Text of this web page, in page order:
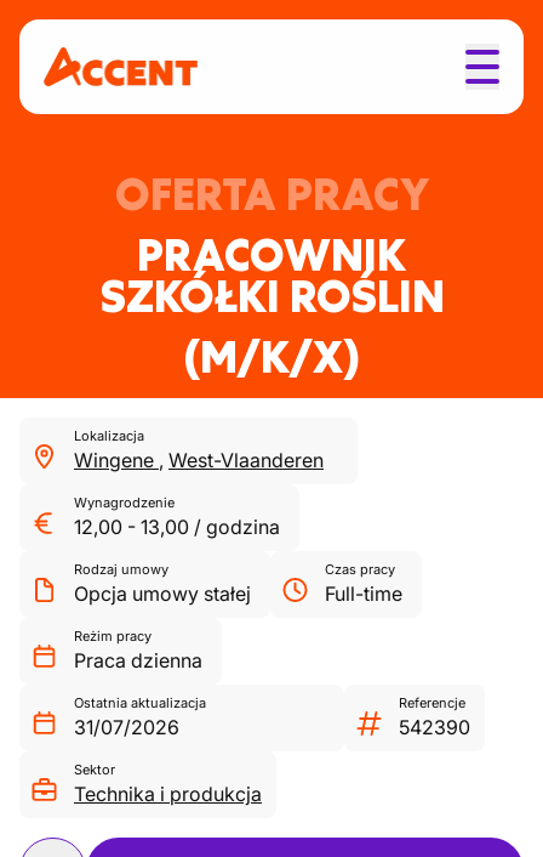
OFERTA PRACY
PRACOWNIK
SZKÓŁKI ROŚLIN
(M/K/X)
Lokalizacja
Wingene , West-Vlaanderen
Wynagrodzenie
12,00 - 13,00 / godzina
Rodzaj umowy
Opcja umowy stałej
Czas pracy
Full-time
Reżim pracy
Praca dzienna
Ostatnia aktualizacja
31/07/2026
Referencje
542390
Sektor
Technika i produkcja